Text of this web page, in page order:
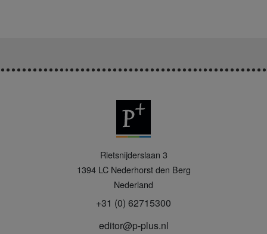
Rietsnijderslaan 3
1394 LC Nederhorst den Berg
Nederland
+31 (0) 62715300
editor@p-plus.nl